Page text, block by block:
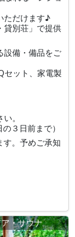
ただけます♪
貸別荘」で提供
設備・備品をご
セット、家電製
。
３日前まで）
。予めご承知
・サウナ